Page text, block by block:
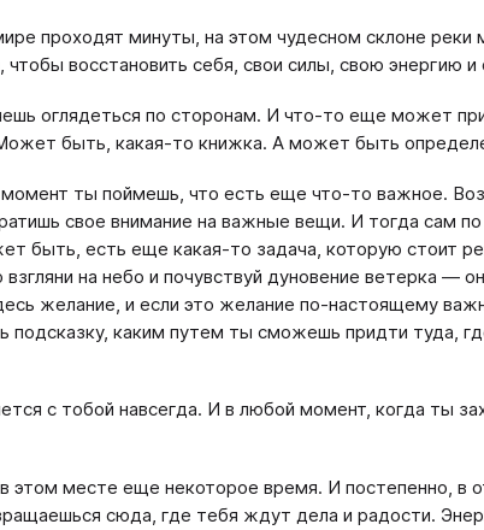
проходят минуты, на этом чудесном склоне
восстановить себя, свои силы, свою энергию и
оглядеться по сторонам. И что-то еще может
быть, какая-то книжка. А может быть
ты поймешь, что есть еще что-то важное.
свое внимание на важные вещи. И тогда сам
быть, есть еще какая-то задача, которую стоит
взгляни на небо и почувствуй дуновение ветерка —
желание, и если это желание по-настоящему
подсказку, каким путем ты сможешь придти туда,
с тобой навсегда. И в любой момент, когда ты
месте еще некоторое время. И постепенно, в
сюда, где тебя ждут дела и радости.